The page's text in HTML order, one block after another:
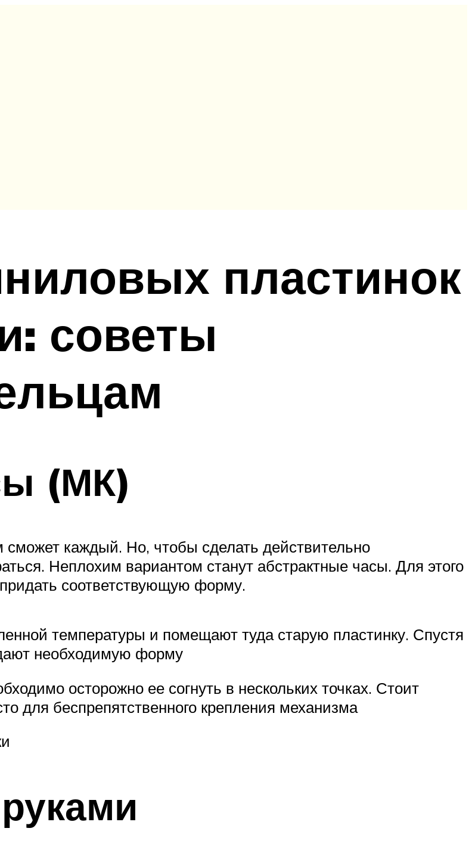
пластинок
советы
(МК)
каждый. Но, чтобы сделать действительно
Неплохим вариантом станут абстрактные часы. Для этого
соответствующую форму.
температуры и помещают туда старую пластинку. Спустя
необходимую форму
осторожно ее согнуть в нескольких точках. Стоит
для беспрепятственного крепления механизма